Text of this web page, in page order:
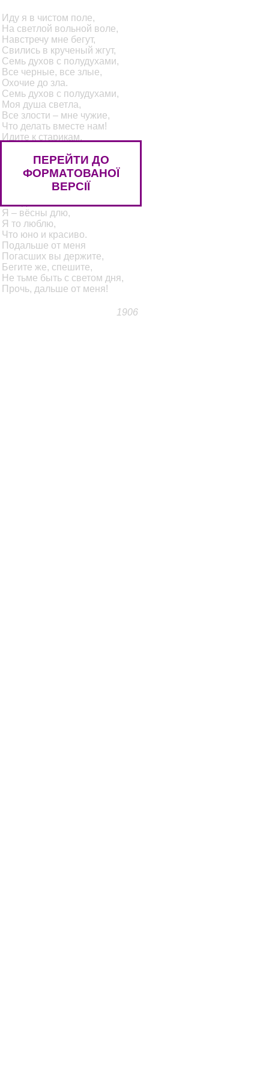
Иду я в чистом поле,
На светлой вольной воле,
Навстречу мне бегут,
Свились в крученый жгут,
Семь духов с полудухами,
Все черные, все злые,
Охочие до зла.
Семь духов с полудухами,
Моя душа светла,
Все злости – мне чужие,
Что делать вместе нам!
Идите к старикам,
Со злобными,
Надгробными,
Бегите в старость – там,
Обширная как нива,
Я – вёсны длю,
Я то люблю,
Что юно и красиво.
Подальше от меня
Погасших вы держите,
Бегите же, спешите,
Не тьме быть с светом дня,
Прочь, дальше от меня!
1906
ПЕРЕЙТИ ДО
ФОРМАТОВАНОЇ
ВЕРСІЇ